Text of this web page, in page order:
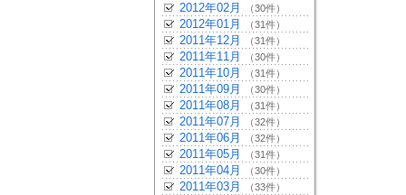
2012年02月 （30件）
2012年01月 （31件）
2011年12月 （31件）
2011年11月 （30件）
2011年10月 （31件）
2011年09月 （30件）
2011年08月 （31件）
2011年07月 （32件）
2011年06月 （32件）
2011年05月 （31件）
2011年04月 （30件）
2011年03月 （33件）